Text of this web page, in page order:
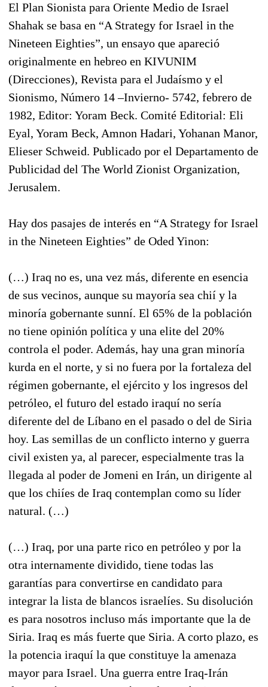
El Plan Sionista para Oriente Medio de Israel
Shahak se basa en “A Strategy for Israel in the
Nineteen Eighties”, un ensayo que apareció
originalmente en hebreo en KIVUNIM
(Direcciones), Revista para el Judaísmo y el
Sionismo, Número 14 –Invierno- 5742, febrero de
1982, Editor: Yoram Beck. Comité Editorial: Eli
Eyal, Yoram Beck, Amnon Hadari, Yohanan Manor,
Elieser Schweid. Publicado por el Departamento de
Publicidad del The World Zionist Organization,
Jerusalem.
Hay dos pasajes de interés en “A Strategy for Israel
in the Nineteen Eighties” de Oded Yinon:
(…) Iraq no es, una vez más, diferente en esencia
de sus vecinos, aunque su mayoría sea chií y la
minoría gobernante sunní. El 65% de la población
no tiene opinión política y una elite del 20%
controla el poder. Además, hay una gran minoría
kurda en el norte, y si no fuera por la fortaleza del
régimen gobernante, el ejército y los ingresos del
petróleo, el futuro del estado iraquí no sería
diferente del de Líbano en el pasado o del de Siria
hoy. Las semillas de un conflicto interno y guerra
civil existen ya, al parecer, especialmente tras la
llegada al poder de Jomeni en Irán, un dirigente al
que los chiíes de Iraq contemplan como su líder
natural. (…)
(…) Iraq, por una parte rico en petróleo y por la
otra internamente dividido, tiene todas las
garantías para convertirse en candidato para
integrar la lista de blancos israelíes. Su disolución
es para nosotros incluso más importante que la de
Siria. Iraq es más fuerte que Siria. A corto plazo, es
la potencia iraquí la que constituye la amenaza
mayor para Israel. Una guerra entre Iraq-Irán